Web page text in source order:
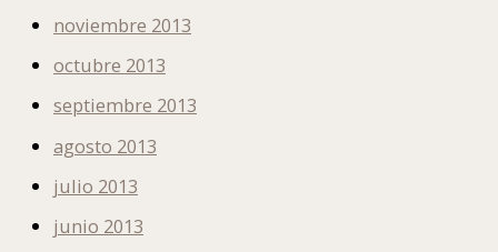
noviembre 2013
octubre 2013
septiembre 2013
agosto 2013
julio 2013
junio 2013